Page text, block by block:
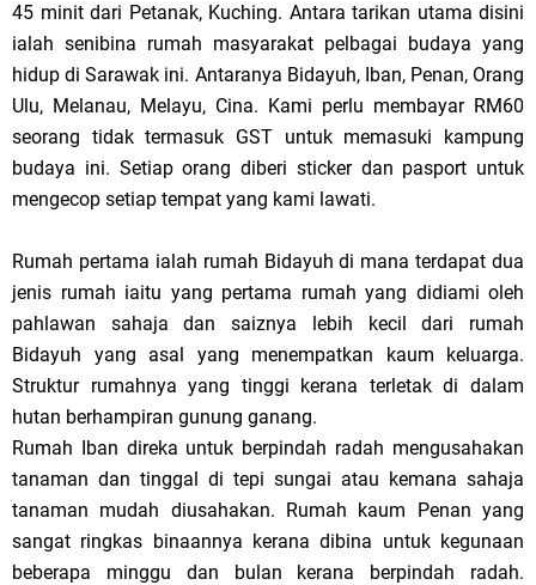
45 minit dari Petanak, Kuching. Antara tarikan utama disini
ialah senibina rumah masyarakat pelbagai budaya yang
hidup di Sarawak ini. Antaranya Bidayuh, Iban, Penan, Orang
Ulu, Melanau, Melayu, Cina. Kami perlu membayar RM60
seorang tidak termasuk GST untuk memasuki kampung
budaya ini. Setiap orang diberi sticker dan pasport untuk
mengecop setiap tempat yang kami lawati.
Rumah pertama ialah rumah Bidayuh di mana terdapat dua
jenis rumah iaitu yang pertama rumah yang didiami oleh
pahlawan sahaja dan saiznya lebih kecil dari rumah
Bidayuh yang asal yang menempatkan kaum keluarga.
Struktur rumahnya yang tinggi kerana terletak di dalam
hutan berhampiran gunung ganang.
Rumah Iban direka untuk berpindah radah mengusahakan
tanaman dan tinggal di tepi sungai atau kemana sahaja
tanaman mudah diusahakan. Rumah kaum Penan yang
sangat ringkas binaannya kerana dibina untuk kegunaan
beberapa minggu dan bulan kerana berpindah radah.